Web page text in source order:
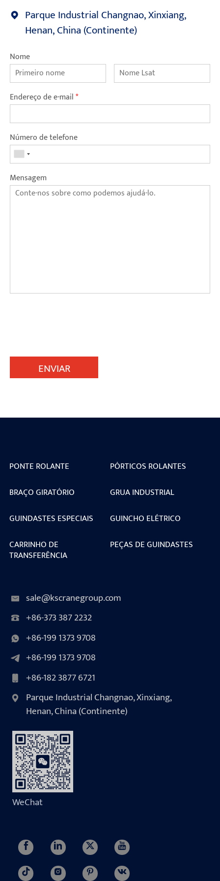
Parque Industrial Changnao, Xinxiang,
Henan, China (Continente)
Nome
Endereço de e-mail*
Número de telefone
Mensagem
ENVIAR
PONTE ROLANTE
PÓRTICOS ROLANTES
BRAÇO GIRATÓRIO
GRUA INDUSTRIAL
GUINDASTES ESPECIAIS
GUINCHO ELÉTRICO
CARRINHO DE
TRANSFERÊNCIA
PEÇAS DE GUINDASTES
sale@kscranegroup.com
+86-373 387 2232
+86-199 1373 9708
+86-199 1373 9708
+86-182 3877 6721
Parque Industrial Changnao, Xinxiang,
Henan, China (Continente)
WeChat